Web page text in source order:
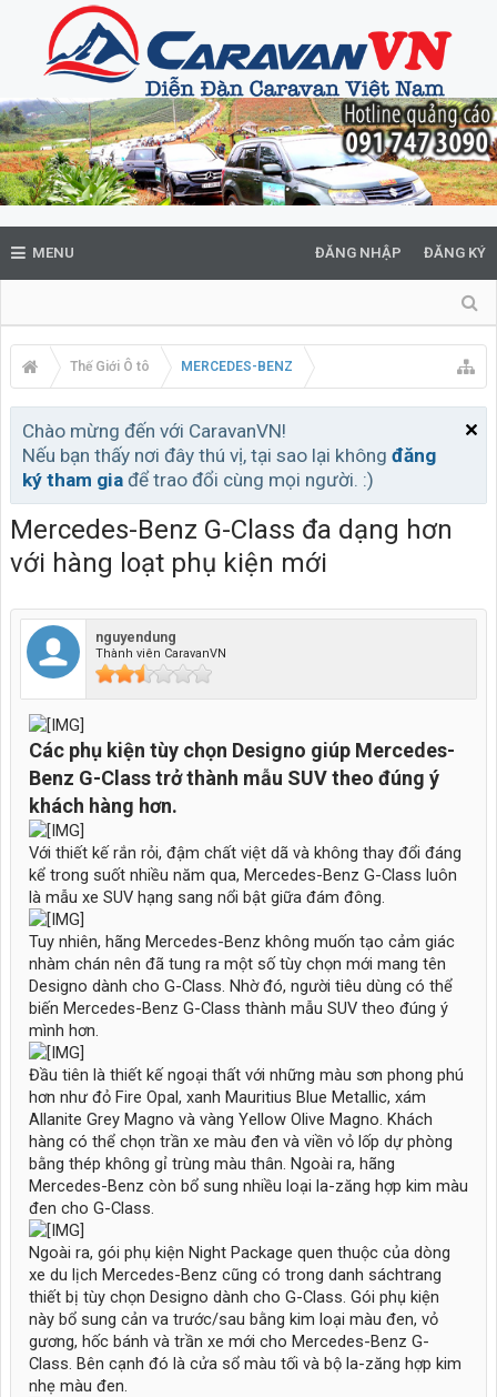
MENU ĐĂNG NHẬP ĐĂNG KÝ
Thế Giới Ô tô MERCEDES-BENZ
Chào mừng đến với CaravanVN!
Nếu bạn thấy nơi đây thú vị, tại sao lại không đăng
ký tham gia để trao đổi cùng mọi người. :)
Mercedes-Benz G-Class đa dạng hơn
với hàng loạt phụ kiện mới
nguyendung
Thành viên CaravanVN
Các phụ kiện tùy chọn Designo giúp Mercedes-
Benz G-Class trở thành mẫu SUV theo đúng ý
khách hàng hơn.
Với thiết kế rắn rỏi, đậm chất việt dã và không thay đổi đáng
kể trong suốt nhiều năm qua, Mercedes-Benz G-Class luôn
là mẫu xe SUV hạng sang nổi bật giữa đám đông.
Tuy nhiên, hãng Mercedes-Benz không muốn tạo cảm giác
nhàm chán nên đã tung ra một số tùy chọn mới mang tên
Designo dành cho G-Class. Nhờ đó, người tiêu dùng có thể
biến Mercedes-Benz G-Class thành mẫu SUV theo đúng ý
mình hơn.
Đầu tiên là thiết kế ngoại thất với những màu sơn phong phú
hơn như đỏ Fire Opal, xanh Mauritius Blue Metallic, xám
Allanite Grey Magno và vàng Yellow Olive Magno. Khách
hàng có thể chọn trần xe màu đen và viền vỏ lốp dự phòng
bằng thép không gỉ trùng màu thân. Ngoài ra, hãng
Mercedes-Benz còn bổ sung nhiều loại la-zăng hợp kim màu
đen cho G-Class.
Ngoài ra, gói phụ kiện Night Package quen thuộc của dòng
xe du lịch Mercedes-Benz cũng có trong danh sáchtrang
thiết bị tùy chọn Designo dành cho G-Class. Gói phụ kiện
này bổ sung cản va trước/sau bằng kim loại màu đen, vỏ
gương, hốc bánh và trần xe mới cho Mercedes-Benz G-
Class. Bên cạnh đó là cửa sổ màu tối và bộ la-zăng hợp kim
nhẹ màu đen.